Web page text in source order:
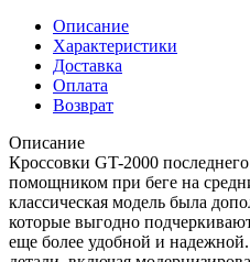
Описание
Характеристики
Доставка
Оплата
Возврат
Описание
Кроссовки GT-2000
помощником при беге на
классическая модель была
которые выгодно
еще более удобной и